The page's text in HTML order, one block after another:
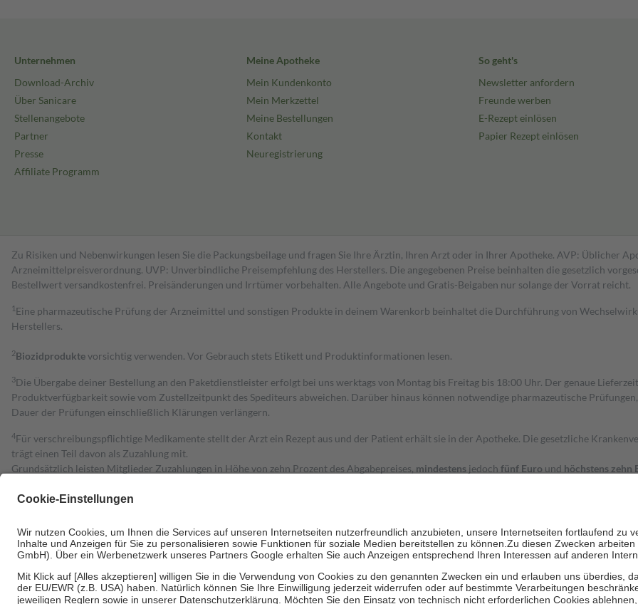
Unternehmen
Download-Archiv
Über Sanicare
Stellenangebote
Partner
Presse
Affiliate Programm
Meine Apotheke
Mein Kundenkonto
Mein Merkzettel
Meine Bestellungen
Kontakt
Neuregistrierung
So geht's
Newsletter anfordern
Freunde werben
E-Rezept einlösen
Papier Rezept einlösen
Zu Risiken und Nebenwirkungen lesen Sie die Packungsbeilage und fragen Sie Ihre Ärztin, Ihren Arzt oder in Ihrer Apotheke. AVP: Üblicher
Arzneimittelpreisverordnung. UVP: Unverbindliche Preisempfehlung des Herstellers. Die angegebenen Preise beinhalten die gesetzlich
Bestell­wert versand­kosten­frei. Preisänderungen und Irrtümer vorbehalten. Alle Angebote und Gratis-Beigaben nur solange der Vorrat reicht.
1 Eine pharmazeutische Prüfung der Arzneimittel und sonstigen Produkte in deinem Warenkorb beinhaltet die Durchführung von
Herstellers.
2Biozidproduktevorsichtig verwenden. Vor Gebrauch stets Etikett und Produktinformationen lesen.
3Die Übergabe deiner Bestellung an den Paketdienstleister erfolgt bei uns werktags von Montag bis Freitag bis 18:00 Uhr. Der genaue
Produktverfügbarkeit sowie vom Zustellzeitpunkt des Spediteurs abweichen. Darüber hinaus können notwendige pharmazeutische
Dauer der Prüfungen einschließlich Klärungen verlängern.
4Für verschreibungspflichtige Medikamente stellt der Arzt ein Rezept aus und der Patient erhält sie in der Apotheke. Die gesetzliche
trägt einen Teil davon als Zuzahlung mit.
Grundsätzlich leisten Mitglieder Zuzahlungen in Höhe von zehn Prozent des Abgabepreises, mindestens jedoch fünf Euro und höchstens zehn
Diese Regeln gelten grundsätzlich auch für Online-Apotheken.
Um das Engagement der Versicherten für ihre eigene Gesundheit zu stärken und die besondere Stellung der Familie zu unterstützen, fallen
• Kindern und Jugendlichen bis zum vollendeten 18. Lebensjahr mit Ausnahme der Fahrkosten
• Untersuchungen zur Vorsorge und Früherkennung, die von der GKV getragen werden
• empfohlenen Schutzimpfungen
• Harn- und Blutteststreifen